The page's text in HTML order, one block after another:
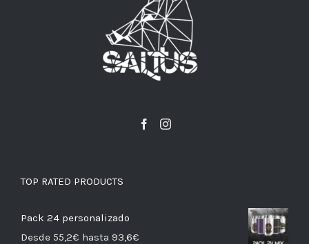
TOP RATED PRODUCTS
Pack 24 personalizado
Desde 55,2€ hasta 93,6€